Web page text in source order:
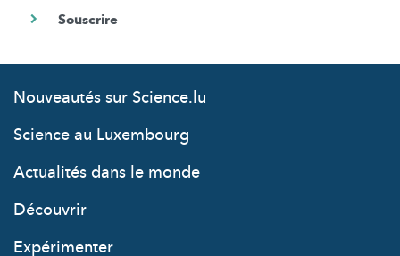
Nouveautés sur Science.lu
Science au Luxembourg
Actualités dans le monde
Découvrir
Expérimenter